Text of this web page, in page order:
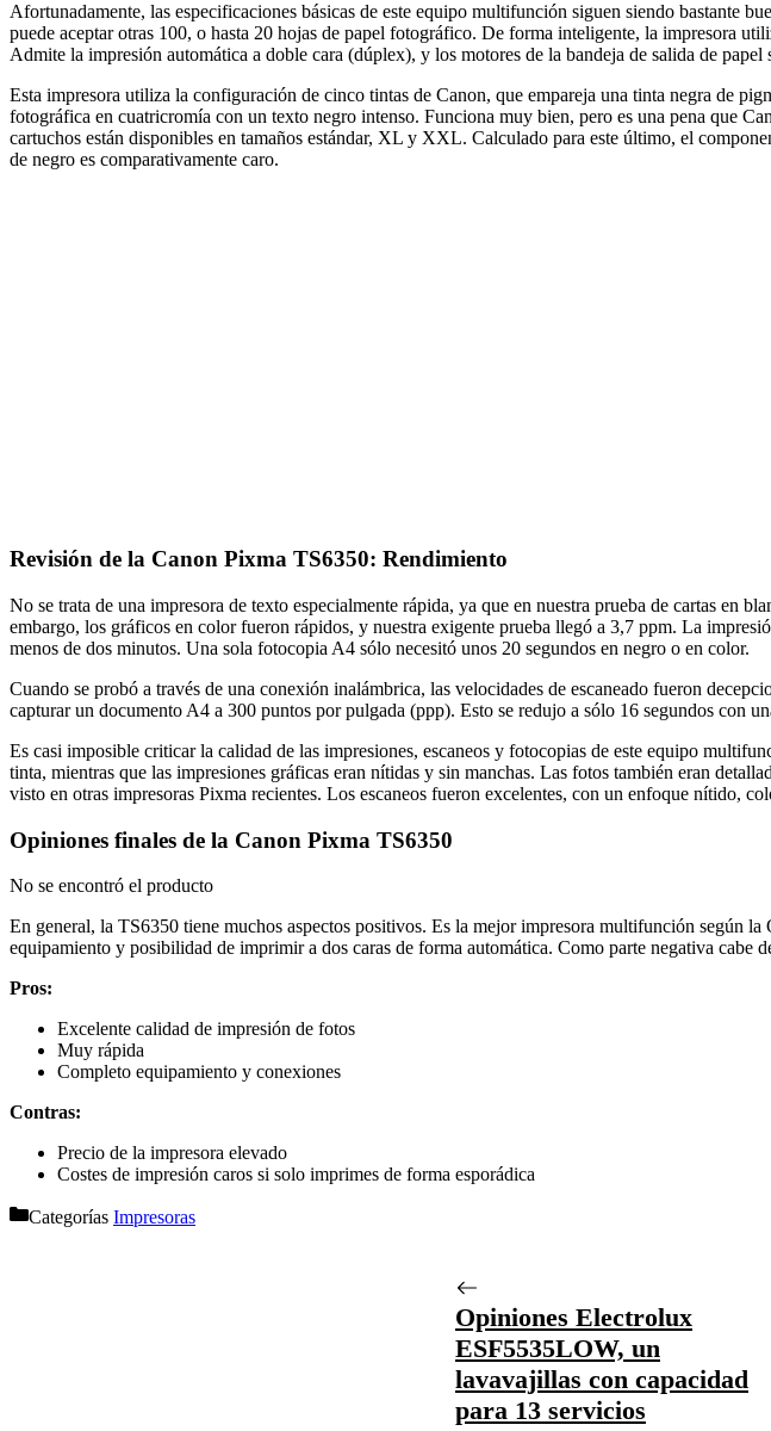
Afortunadamente, las especificaciones básicas de este equipo multifunción siguen siendo bastante
puede aceptar otras 100, o hasta 20 hojas de papel fotográfico. De forma inteligente, la impresora
Admite la impresión automática a doble cara (dúplex), y los motores de la bandeja de salida de papel
Esta impresora utiliza la configuración de cinco tintas de Canon, que empareja una tinta negra de
fotográfica en cuatricromía con un texto negro intenso. Funciona muy bien, pero es una pena que
cartuchos están disponibles en tamaños estándar, XL y XXL. Calculado para este último, el
de negro es comparativamente caro.
Revisión de la Canon Pixma TS6350: Rendimiento
No se trata de una impresora de texto especialmente rápida, ya que en nuestra prueba de cartas en
embargo, los gráficos en color fueron rápidos, y nuestra exigente prueba llegó a 3,7 ppm. La
menos de dos minutos. Una sola fotocopia A4 sólo necesitó unos 20 segundos en negro o en color.
Cuando se probó a través de una conexión inalámbrica, las velocidades de escaneado fueron
capturar un documento A4 a 300 puntos por pulgada (ppp). Esto se redujo a sólo 16 segundos con
Es casi imposible criticar la calidad de las impresiones, escaneos y fotocopias de este equipo
tinta, mientras que las impresiones gráficas eran nítidas y sin manchas. Las fotos también eran
visto en otras impresoras Pixma recientes. Los escaneos fueron excelentes, con un enfoque nítido,
Opiniones finales de la Canon Pixma TS6350
No se encontró el producto
En general, la TS6350 tiene muchos aspectos positivos. Es la mejor impresora multifunción según
equipamiento y posibilidad de imprimir a dos caras de forma automática. Como parte negativa cabe
Pros:
Excelente calidad de impresión de fotos
Muy rápida
Completo equipamiento y conexiones
Contras:
Precio de la impresora elevado
Costes de impresión caros si solo imprimes de forma esporádica
Categorías Impresoras
Opiniones Electrolux
ESF5535LOW, un
lavavajillas con capacidad
para 13 servicios